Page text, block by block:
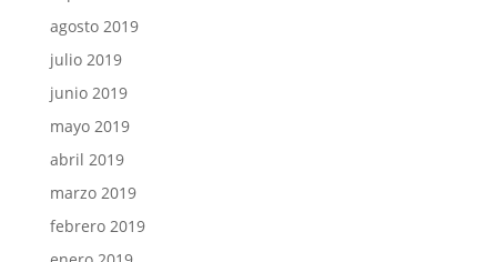
agosto 2019
julio 2019
junio 2019
mayo 2019
abril 2019
marzo 2019
febrero 2019